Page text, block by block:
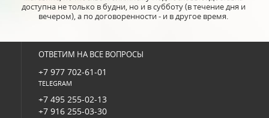
с блюдцем.
- Hankook (Ханкук),
из
высшего
НАЛИЧИИ
руб.
доступна не только в будни, но и в субботу (в течение дня и
вечером), а по договоренности - и в другое время.
ОТВЕТИМ НА ВСЕ ВОПРОСЫ
+7 977 702-61-01
TELEGRAM
+7 495 255-02-13
+7 916 255-03-30